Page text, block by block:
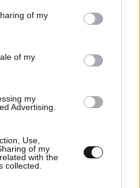
behaviour. You may click to
and its third-party tags to
purposes in below Google
of my
of my
my
Advertising.
Use,
of my
with the
collected.